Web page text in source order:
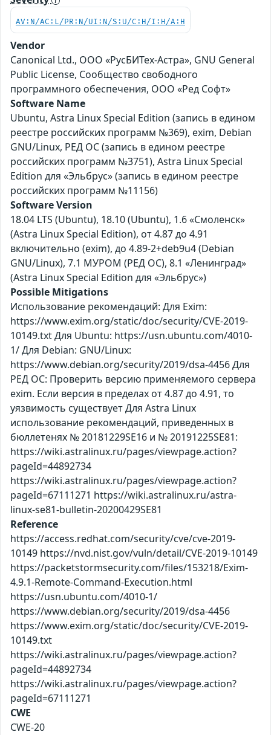
AV:N/AC:L/PR:N/UI:N/S:U/C:H/I:H/A:H
Vendor
Canonical Ltd., ООО «РусБИТех-Астра», GNU General
Public License, Сообщество свободного
программного обеспечения, ООО «Ред Софт»
Software Name
Ubuntu, Astra Linux Special Edition (запись в едином
реестре российских программ №369), exim, Debian
GNU/Linux, РЕД ОС (запись в едином реестре
российских программ №3751), Astra Linux Special
Edition для «Эльбрус» (запись в едином реестре
российских программ №11156)
Software Version
18.04 LTS (Ubuntu), 18.10 (Ubuntu), 1.6 «Смоленск»
(Astra Linux Special Edition), от 4.87 до 4.91
включительно (exim), до 4.89-2+deb9u4 (Debian
GNU/Linux), 7.1 МУРОМ (РЕД ОС), 8.1 «Ленинград»
(Astra Linux Special Edition для «Эльбрус»)
Possible Mitigations
Использование рекомендаций: Для Exim:
https://www.exim.org/static/doc/security/CVE-2019-
10149.txt Для Ubuntu: https://usn.ubuntu.com/4010-
1/ Для Debian: GNU/Linux:
https://www.debian.org/security/2019/dsa-4456 Для
РЕД ОС: Проверить версию применяемого сервера
exim. Если версия в пределах от 4.87 до 4.91, то
уязвимость существует Для Astra Linux
использование рекомендаций, приведенных в
бюллетенях № 20181229SE16 и № 20191225SE81:
https://wiki.astralinux.ru/pages/viewpage.action?
pageId=44892734
https://wiki.astralinux.ru/pages/viewpage.action?
pageId=67111271 https://wiki.astralinux.ru/astra-
linux-se81-bulletin-20200429SE81
Reference
https://access.redhat.com/security/cve/cve-2019-
10149 https://nvd.nist.gov/vuln/detail/CVE-2019-10149
https://packetstormsecurity.com/files/153218/Exim-
4.9.1-Remote-Command-Execution.html
https://usn.ubuntu.com/4010-1/
https://www.debian.org/security/2019/dsa-4456
https://www.exim.org/static/doc/security/CVE-2019-
10149.txt
https://wiki.astralinux.ru/pages/viewpage.action?
pageId=44892734
https://wiki.astralinux.ru/pages/viewpage.action?
pageId=67111271
CWE
CWE-20